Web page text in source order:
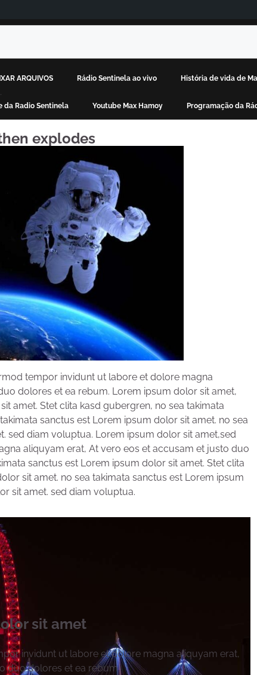
ARQUIVOS Rádio Sentinela ao vivo História de vida de
da Radio Sentinela Youtube Max Hamoy Programação da
explodes
tempor invidunt ut labore et dolore magna
dolores et ea rebum. Lorem ipsum dolor sit amet,
amet. Stet clita kasd gubergren, no sea takimata
sanctus est Lorem ipsum dolor sit amet. no sea
sed diam voluptua. Lorem ipsum dolor sit amet,sed
aliquyam erat, At vero eos et accusam et justo duo
sanctus est Lorem ipsum dolor sit amet. Stet clita
sit amet. no sea takimata sanctus est Lorem ipsum
sit amet. sed diam voluptua.
sit amet
invidunt ut labore et dolore magna aliquyam erat,
duo dolores et ea rebum.